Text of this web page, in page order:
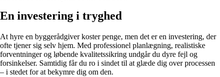
En investering i tryghed
At hyre en byggerådgiver koster penge, men det er en investering, der
ofte tjener sig selv hjem. Med professionel planlægning, realistiske
forventninger og løbende kvalitetssikring undgår du dyre fejl og
forsinkelser. Samtidig får du ro i sindet til at glæde dig over processen
– i stedet for at bekymre dig om den.